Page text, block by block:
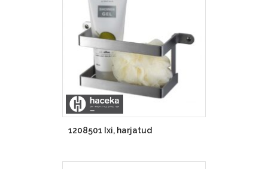
1208501 Ixi, harjatud